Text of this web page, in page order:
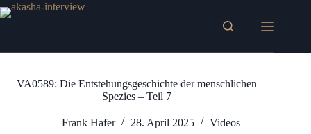
Zum
Inhalt
VA0589: Die Entstehungsgeschichte der menschlichen
Spezies – Teil 7
Frank Hafer 28. April 2025 Videos